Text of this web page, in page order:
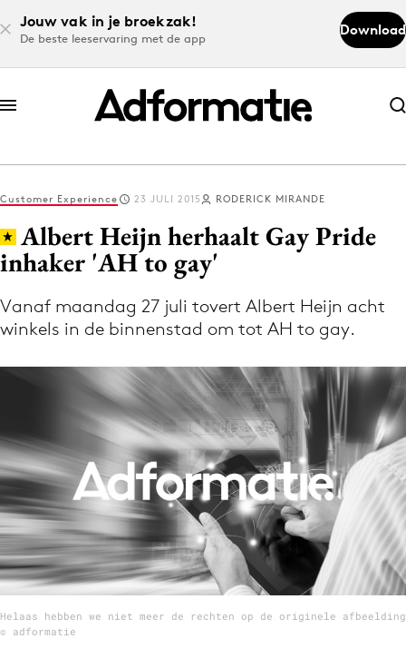
Jouw vak in je broekzak!
De beste leeservaring met de app
Download
Abonneer nu
Abonneer nu
Log in
Download de app
Volg het laatste nieuws via de Adformatie
Nieuws app
Menu
Home
9 sept: GenAI-training
12 nov: MarketingLive!
Adverteren
Events
Customer Experience 23 JULI 2015 RODERICK MIRANDE
Albert Heijn herhaalt Gay Pride
inhaker 'AH to gay'
Vanaf maandag 27 juli tovert Albert Heijn acht
winkels in de binnenstad om tot AH to gay.
Helaas hebben we niet meer de rechten op de originele afbeelding
© adformatie